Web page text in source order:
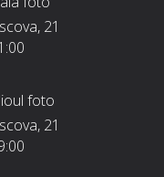
21
foto
21